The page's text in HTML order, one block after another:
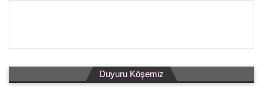
Duyuru Köşemiz